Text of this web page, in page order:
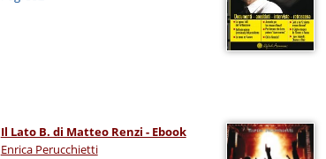
Il Lato B. di Matteo Renzi - Ebook
Enrica Perucchietti